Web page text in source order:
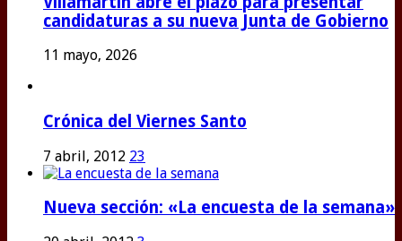
candidaturas a su nueva Junta de Gobierno
11 mayo, 2026
Crónica del Viernes Santo
7 abril, 2012 23
Nueva sección: «La encuesta de la semana»